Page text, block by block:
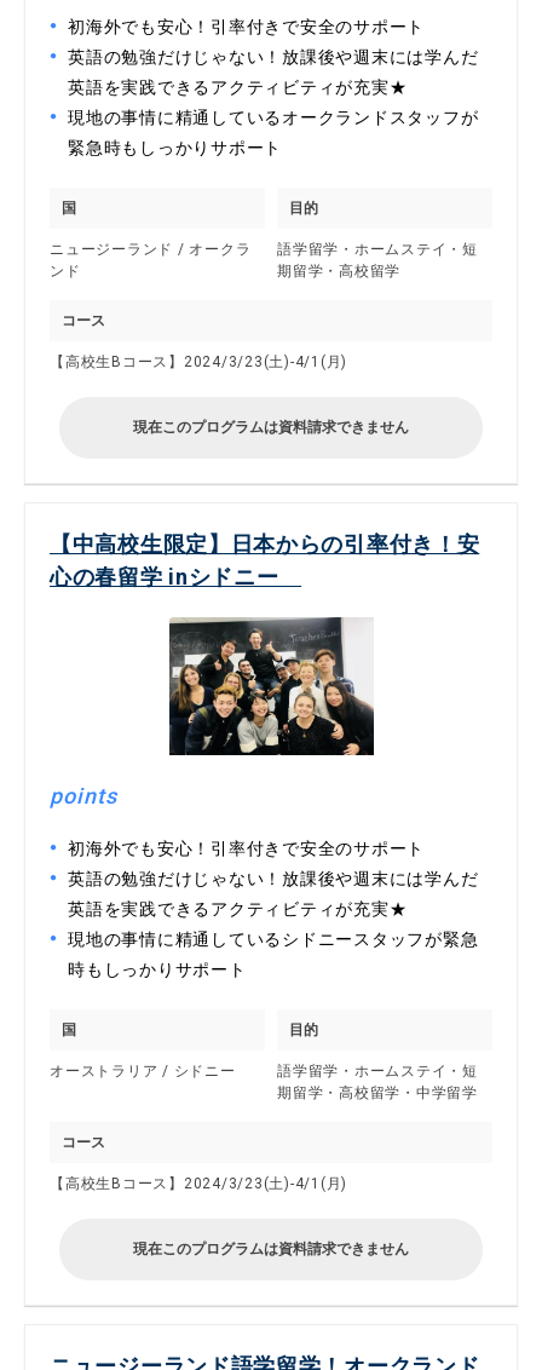
初海外でも安心！引率付きで安全のサポート
英語の勉強だけじゃない！放課後や週末には学んだ
英語を実践できるアクティビティが充実★
現地の事情に精通しているオークランドスタッフが
緊急時もしっかりサポート
国
ニュージーランド / オークラ
ンド
目的
語学留学・ホームステイ・短
期留学・高校留学
コース
【高校生Bコース】2024/3/23(土)-4/1(月)
現在このプログラムは資料請求できません
【中高校生限定】日本からの引率付き！安
心の春留学 inシドニー
points
初海外でも安心！引率付きで安全のサポート
英語の勉強だけじゃない！放課後や週末には学んだ
英語を実践できるアクティビティが充実★
現地の事情に精通しているシドニースタッフが緊急
時もしっかりサポート
国
オーストラリア / シドニー
目的
語学留学・ホームステイ・短
期留学・高校留学・中学留学
コース
【高校生Bコース】2024/3/23(土)-4/1(月)
現在このプログラムは資料請求できません